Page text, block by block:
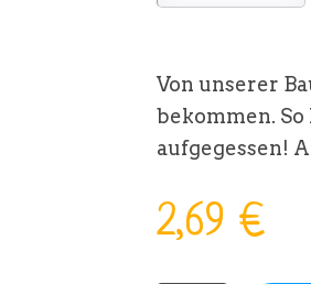
Von unserer
bekommen.
aufgegessen!
2,69 €